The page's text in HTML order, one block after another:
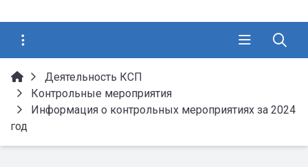
Деятельность КСП
Контрольные мероприятия
Информация о контрольных мероприятиях за 2024
год